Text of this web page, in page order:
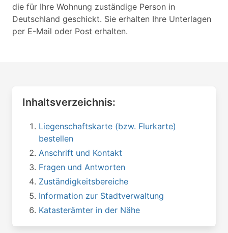
die für Ihre Wohnung zuständige Person in
Deutschland geschickt. Sie erhalten Ihre Unterlagen
per E-Mail oder Post erhalten.
Inhaltsverzeichnis:
Liegenschaftskarte (bzw. Flurkarte)
bestellen
Anschrift und Kontakt
Fragen und Antworten
Zuständigkeitsbereiche
Information zur Stadtverwaltung
Katasterämter in der Nähe